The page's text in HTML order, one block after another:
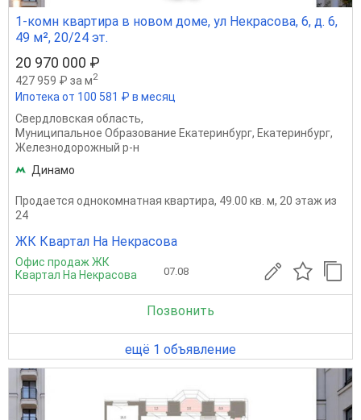
1-комн квартира в новом доме, ул Некрасова, 6, д. 6,
49 м², 20/24 эт.
20 970 000 ₽
427 959 ₽ за м2
Ипотека от 100 581 ₽ в месяц
Свердловская область,
Муниципальное Образование Екатеринбург, Екатеринбург,
Железнодорожный р-н
Динамо
Продается однокомнатная квартира, 49.00 кв. м, 20 этаж из
24
ЖК Квартал На Некрасова
Офис продаж ЖК
Квартал На Некрасова
07.08
Позвонить
ещё 1 объявление